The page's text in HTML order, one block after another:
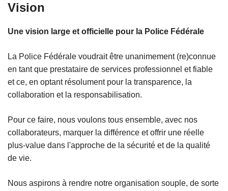
Vision
Une vision large et officielle pour la Police Fédérale
La Police Fédérale voudrait être unanimement (re)connue
en tant que prestataire de services professionnel et fiable
et ce, en optant résolument pour la transparence, la
collaboration et la responsabilisation.
Pour ce faire, nous voulons tous ensemble, avec nos
collaborateurs, marquer la différence et offrir une réelle
plus-value dans l'approche de la sécurité et de la qualité
de vie.
Nous aspirons à rendre notre organisation souple, de sorte